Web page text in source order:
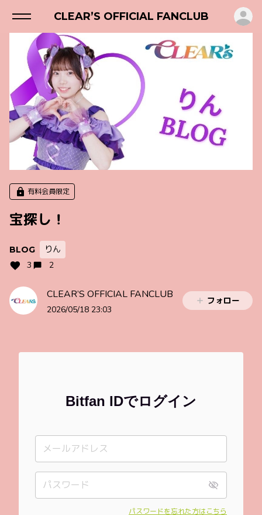
CLEAR’S OFFICIAL FANCLUB
有料会員限定
宝探し！
BLOG
りん
3
2
CLEAR’S OFFICIAL FANCLUB
2026/05/18 23:03
フォロー
Bitfan IDでログイン
パスワードを忘れた方はこちら